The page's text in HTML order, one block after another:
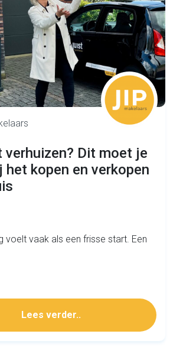
verhuizen? Dit moet je
het kopen en verkopen
voelt vaak als een frisse start. Een
Lees verder..